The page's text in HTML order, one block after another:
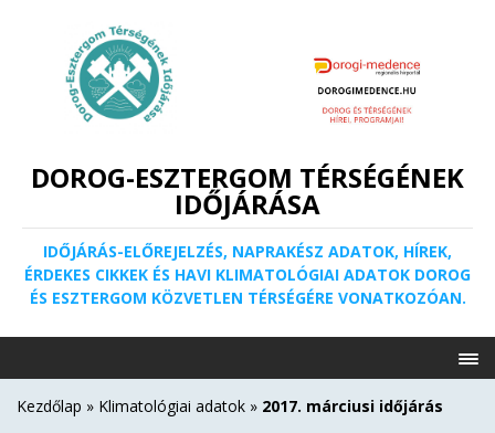
DOROG-ESZTERGOM TÉRSÉGÉNEK
IDŐJÁRÁSA
IDŐJÁRÁS-ELŐREJELZÉS, NAPRAKÉSZ ADATOK, HÍREK,
ÉRDEKES CIKKEK ÉS HAVI KLIMATOLÓGIAI ADATOK DOROG
ÉS ESZTERGOM KÖZVETLEN TÉRSÉGÉRE VONATKOZÓAN.
Kezdőlap » Klimatológiai adatok » 2017. márciusi időjárás